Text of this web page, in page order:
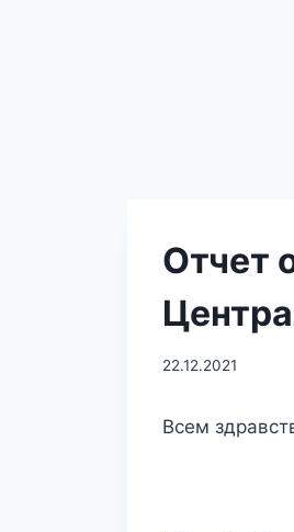
Отчет
22.12.2021
Всем